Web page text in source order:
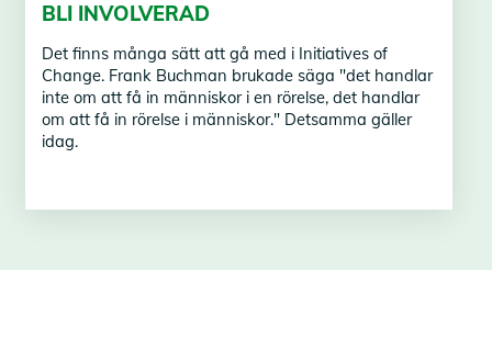
BLI INVOLVERAD
Det finns många sätt att gå med i Initiatives of
Change. Frank Buchman brukade säga "det handlar
inte om att få in människor i en rörelse, det handlar
om att få in rörelse i människor." Detsamma gäller
idag.